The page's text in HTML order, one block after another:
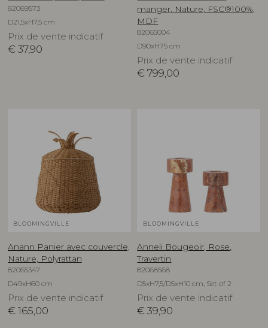
82069573
D21,5xH7,5 cm
Prix de vente indicatif
€ 37,90
manger, Nature, FSC®100%,
MDF
82065004
D90xH75 cm
Prix de vente indicatif
€ 799,00
BLOOMINGVILLE
Anann Panier avec couvercle,
Nature, Polyrattan
82065347
D49xH60 cm
Prix de vente indicatif
€ 165,00
BLOOMINGVILLE
Anneli Bougeoir, Rose,
Travertin
82068568
D5xH7,5/D5xH10 cm, Set of 2
Prix de vente indicatif
€ 39,90